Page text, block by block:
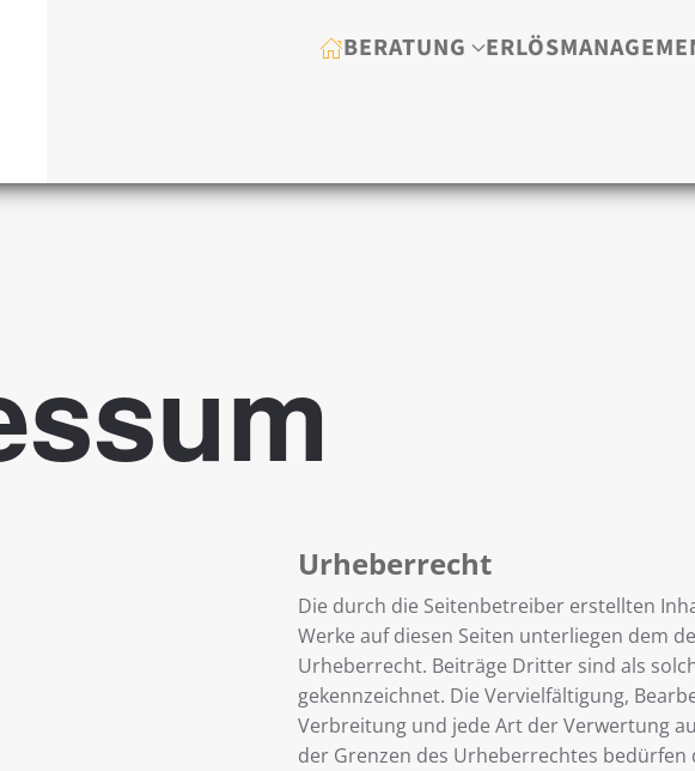
BERATUNG
Urheberrecht
Die durch die Seitenbetreiber erstellten
Werke auf diesen Seiten unterliegen dem
Urheberrecht. Beiträge Dritter sind als
gekennzeichnet. Die Vervielfältigung,
Verbreitung und jede Art der Verwertung
der Grenzen des Urheberrechtes bedürfen